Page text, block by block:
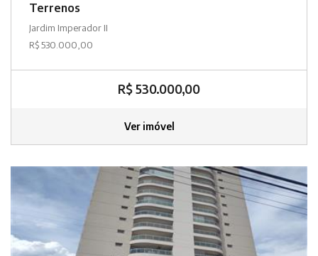
Terrenos
Jardim Imperador II
R$ 530.000,00
R$ 530.000,00
Ver imóvel